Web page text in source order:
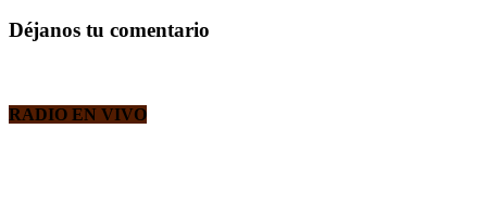
Déjanos tu comentario
RADIO EN VIVO